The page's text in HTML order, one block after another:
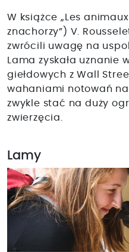
W książce „Les
znachorzy”) V.
zwrócili uwagę na
Lama zyskała uznanie
giełdowych z Wall
wahaniami notowań na
zwykle stać na duży
zwierzęcia.
Lamy